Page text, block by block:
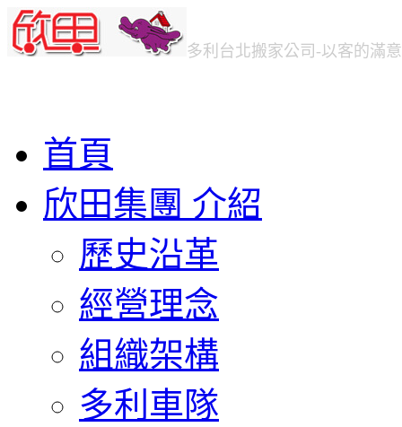
多利台北搬家公司 -以客的滿
首頁
欣田集團 介紹
歷史沿革
經營理念
組織架構
多利車隊